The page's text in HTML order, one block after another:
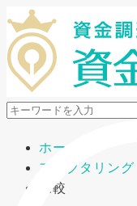
メニューを開閉
ホーム
ファクタリング
比較